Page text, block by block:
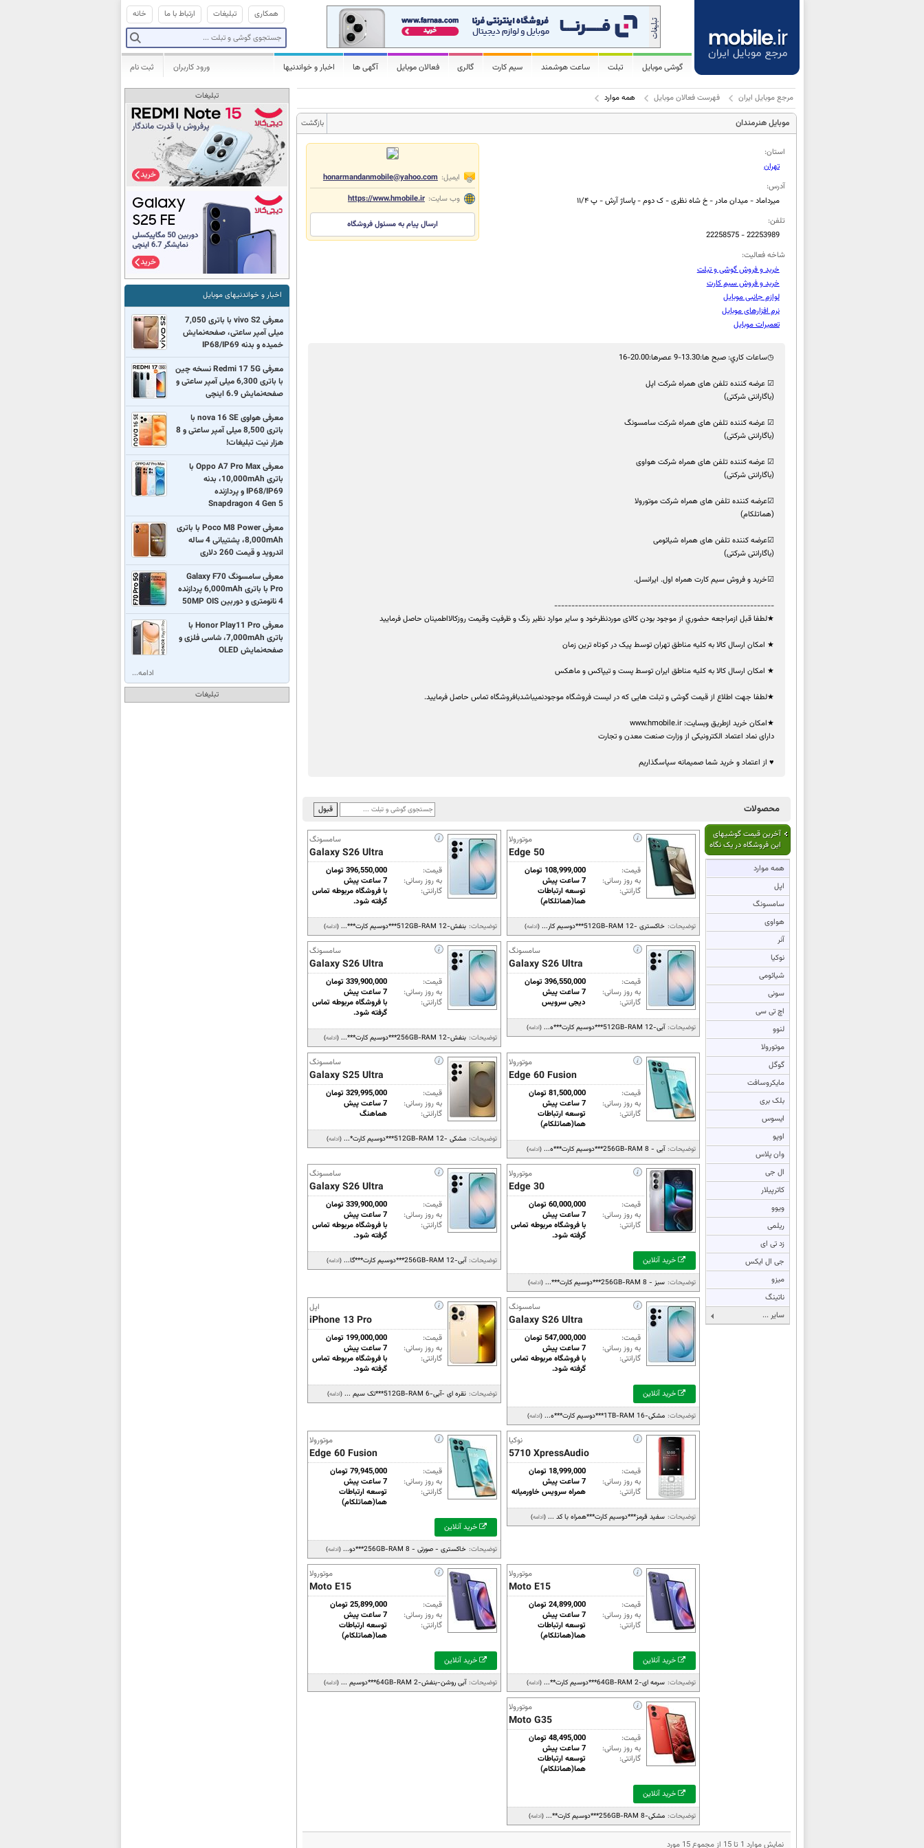
خانه ارتباط با ما تبلیغات همکاری
گوشی موبایل تبلت ساعت هوشمند سیم کارت گالری فعالان موبایل آگهی ها اخبار و خواندنیها ثبت نام ورود کاربران
مرجع موبایل ایران فهرست فعالان موبایل همه موارد
موبایل هنرمندان بازگشت
ایمیل: honarmandanmobile@yahoo.com
وب سایت: https://www.hmobile.ir
ارسال پیام به مسئول فروشگاه
استان:
تهران
آدرس:
میرداماد - میدان مادر - خ شاه نظری - ک دوم - پاساژ آرش - پ ۱۱/۴
تلفن:
22258575 - 22253989
شاخه فعالیت:
خرید و فروش گوشی و تبلت
خرید و فروش سیم کارت
لوازم جانبی موبایل
نرم افزارهای موبایل
تعمیرات موبایل
◷ساعات كاري: صبح ها:13.30-9 عصرها:20.00-16
☑ عرضه کننده تلفن های همراه شرکت اپل
(باگارانتی شرکتی)
☑ عرضه کننده تلفن های همراه شرکت سامسونگ
(باگارانتی شرکتی)
☑ عرضه کننده تلفن های همراه شرکت هواوی
(باگارانتی شرکتی)
☑عرضه کننده تلفن های همراه شرکت موتورولا
(هماتلکام)
☑عرضه کننده تلفن های همراه شیائومی
(باگارانتی شرکتی)
☑خرید و فروش سیم کارت همراه اول. ايرانسل.
----------------------------------------------------------------
★لطفا قبل ازمراجعه حضوري از موجود بودن كالای موردنظرخود و ساير موارد نظير رنگ و ظرفيت وقیمت روزکالااطمينان حاصل فرماييد
★ امکان ارسال کالا به کلیه مناطق تهران توسط پیک در کوتاه ترین زمان
★ امکان ارسال کالا به کلیه مناطق ایران توسط پست و تیپاکس و ماهکس
★لطفا جهت اطلاع از قیمت گوشی و تبلت هایی که در لیست فروشگاه موجودنمیباشدبافروشگاه تماس حاصل فرمایید.
★امکان خرید ازطریق وبسایت: www.hmobile.ir
دارای نماد اعتماد الکترونیکی از وزارت صنعت معدن و تجارت
♥ از اعتماد و خرید شما صمیمانه سپاسگذاریم
محصولات
آخرین قیمت گوشیهای
این فروشگاه در یک نگاه
همه موارد
اپل
سامسونگ
هواوی
آنر
نوکیا
شیائومی
سونی
اچ تی سی
لنوو
موتورولا
گوگل
مایکروسافت
بلک بری
ایسوس
اوپو
وان پلاس
ال جی
کاترپیلار
ویوو
ریلمی
زد تی ای
جی ال ایکس
میزو
ناتینگ
سایر ...
موتورولا
Edge 50
قیمت:
108,999,000 تومان
به روز رسانی:
7 ساعت پیش
گارانتی:
توسعه ارتباطات
هما(هماتلکام)
توضیحات: خاکستری -512GB-RAM 12***دوسیم کار... (ادامه)
سامسونگ
Galaxy S26 Ultra
قیمت:
396,550,000 تومان
به روز رسانی:
7 ساعت پیش
گارانتی:
با فروشگاه مربوطه تماس
گرفته شود.
توضیحات: بنفش-512GB-RAM 12***دوسیم کارت***... (ادامه)
سامسونگ
Galaxy S26 Ultra
قیمت:
396,550,000 تومان
به روز رسانی:
7 ساعت پیش
گارانتی:
دیجی سرویس
توضیحات: آبی-512GB-RAM 12***دوسیم کارت***ه... (ادامه)
سامسونگ
Galaxy S26 Ultra
قیمت:
339,900,000 تومان
به روز رسانی:
7 ساعت پیش
گارانتی:
با فروشگاه مربوطه تماس
گرفته شود.
توضیحات: بنفش-256GB-RAM 12***دوسیم کارت***... (ادامه)
موتورولا
Edge 60 Fusion
قیمت:
81,500,000 تومان
به روز رسانی:
7 ساعت پیش
گارانتی:
توسعه ارتباطات
هما(هماتلکام)
توضیحات: آبی - 256GB-RAM 8***دوسیم کارت***ه... (ادامه)
سامسونگ
Galaxy S25 Ultra
قیمت:
329,995,000 تومان
به روز رسانی:
7 ساعت پیش
گارانتی:
هماهنگ
توضیحات: مشکی -512GB-RAM 12***دوسیم کارت*... (ادامه)
موتورولا
Edge 30
قیمت:
60,000,000 تومان
به روز رسانی:
7 ساعت پیش
گارانتی:
با فروشگاه مربوطه تماس
گرفته شود.
خرید آنلاین
توضیحات: سبز - 256GB-RAM 8***دوسیم کارت***... (ادامه)
سامسونگ
Galaxy S26 Ultra
قیمت:
339,900,000 تومان
به روز رسانی:
7 ساعت پیش
گارانتی:
با فروشگاه مربوطه تماس
گرفته شود.
توضیحات: آبی-256GB-RAM 12***دوسیم کارت***گا... (ادامه)
سامسونگ
Galaxy S26 Ultra
قیمت:
547,000,000 تومان
به روز رسانی:
7 ساعت پیش
گارانتی:
با فروشگاه مربوطه تماس
گرفته شود.
خرید آنلاین
توضیحات: مشکی-1TB-RAM 16***دوسیم کارت***ه... (ادامه)
اپل
iPhone 13 Pro
قیمت:
199,000,000 تومان
به روز رسانی:
7 ساعت پیش
گارانتی:
با فروشگاه مربوطه تماس
گرفته شود.
توضیحات: نقره ای -آبی-512GB-RAM 6***تک سیم ... (ادامه)
نوکیا
5710 XpressAudio
قیمت:
18,999,000 تومان
به روز رسانی:
7 ساعت پیش
گارانتی:
همراه سرویس خاورمیانه
توضیحات: سفید قرمز***دوسیم کارت***همراه با کد ...(ادامه)
موتورولا
Edge 60 Fusion
قیمت:
79,945,000 تومان
به روز رسانی:
7 ساعت پیش
گارانتی:
توسعه ارتباطات
هما(هماتلکام)
خرید آنلاین
توضیحات: خاکستری - صورتی - 256GB-RAM 8***دو... (ادامه)
موتورولا
Moto E15
قیمت:
24,899,000 تومان
به روز رسانی:
7 ساعت پیش
گارانتی:
توسعه ارتباطات
هما(هماتلکام)
خرید آنلاین
توضیحات: سرمه ای-64GB-RAM 2***دوسیم کارت**... (ادامه)
موتورولا
Moto E15
قیمت:
25,899,000 تومان
به روز رسانی:
7 ساعت پیش
گارانتی:
توسعه ارتباطات
هما(هماتلکام)
خرید آنلاین
توضیحات: آبی روشن-بنفش-64GB-RAM 2***دوسیم ... (ادامه)
موتورولا
Moto G35
قیمت:
48,495,000 تومان
به روز رسانی:
7 ساعت پیش
گارانتی:
توسعه ارتباطات
هما(هماتلکام)
خرید آنلاین
توضیحات: مشکی-256GB-RAM 8***دوسیم کارت**... (ادامه)
نمایش موارد 1 تا 15 از مجموع 15 مورد
تبلیغات
اخبار و خواندنیهای موبایل
معرفی vivo S2 با باتری 7,050
میلی آمپر ساعتی، صفحه‌نمایش
خمیده و بدنه IP68/IP69
معرفی Redmi 17 5G نسخه چین
با باتری 6,300 میلی آمپر ساعتی و
صفحه‌نمایش 6.9 اینچی
معرفی هواوی nova 16 SE با
باتری 8,500 میلی آمپر ساعتی و 8
هزار نیت تبلیغات!
معرفی Oppo A7 Pro Max با
باتری 10,000mAh، بدنه
IP68/IP69 و پردازنده
Snapdragon 4 Gen 5
معرفی Poco M8 Power با باتری
8,000mAh، پشتیبانی 4 ساله
اندروید و قیمت 260 دلاری
معرفی سامسونگ Galaxy F70
Pro با باتری 6,000mAh پردازنده
4 نانومتری و دوربین 50MP OIS
معرفی Honor Play11 Pro با
باتری 7,000mAh، شاسی فلزی و
صفحه‌نمایش OLED
ادامه...
تبلیغات